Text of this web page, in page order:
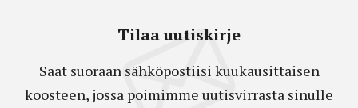
Tilaa uutiskirje
Saat suoraan sähköpostiisi kuukausittaisen
koosteen, jossa poimimme uutisvirrasta sinulle